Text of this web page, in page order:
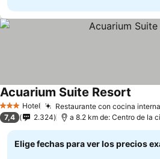
3 Estrellas
Hotel Restaurante con cocina
Acuarium Suite Resort
7,4 2.324 a 8.2 km de: Centro de la
Elige fechas para ver los precios